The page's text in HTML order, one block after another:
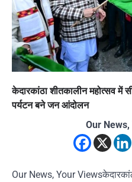
केदारकांठा शीतकालीन महोत्सव में
पर्यटन बने जन आंदोलन
Our
Our News, Your